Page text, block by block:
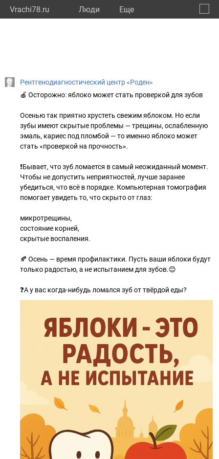
Vrachi78.ru Люди Eще
Рентгенодиагностический центр «Роден»
🍎 Осторожно: яблоко может стать проверкой для зубов
Осенью так приятно хрустеть свежим яблоком. Но если
зубы имеют скрытые проблемы — трещины, ослабленную
эмаль, кариес под пломбой — то именно яблоко может
стать «проверкой на прочность».
❗️Бывает, что зуб ломается в самый неожиданный момент.
Чтобы не допустить неприятностей, лучше заранее
убедиться, что всё в порядке. Компьютерная томография
помогает увидеть то, что скрыто от глаз:
микротрещины,
состояние корней,
скрытые воспаления.
🍂 Осень — время профилактики. Пусть ваши яблоки будут
только радостью, а не испытанием для зубов.😊
❓А у вас когда-нибудь ломался зуб от твёрдой еды?